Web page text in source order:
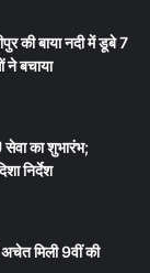
की बाया नदी में डूबे 7
ने बचाया
का शुभारंभ;
निर्देश
मिली 9वीं की